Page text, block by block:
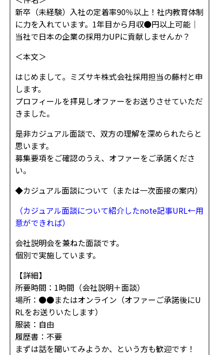
新卒（未経験）入社の定着率90％以上！社内教育体制
に力を入れています。1年目から月収●円以上可能│
当社で日本の企業の採用力UPに貢献しませんか？
＜本文＞
はじめまして。ミズサキ株式会社採用担当の藤村と申
します。
プロフィールを拝見しオファーをお送りさせていただ
きました。
是非カジュアル面談で、双方の理解を深められたらと
思います。
募集要項をご確認のうえ、オファーをご承諾くださ
い。
◆カジュアル面談について（または一次面接の案内）
（カジュアル面談について紹介したnote記事URL←用
意ができれば）
会社説明会を兼ねた面談です。
個別で実施しています。
【詳細】
所要時間：1時間（会社説明＋面談）
場所：●●またはオンライン（オファーご承諾後にU
RLをお送りいたします）
服装：自由
履歴書：不要
まずは話を聞いてみようか、という方も歓迎です！